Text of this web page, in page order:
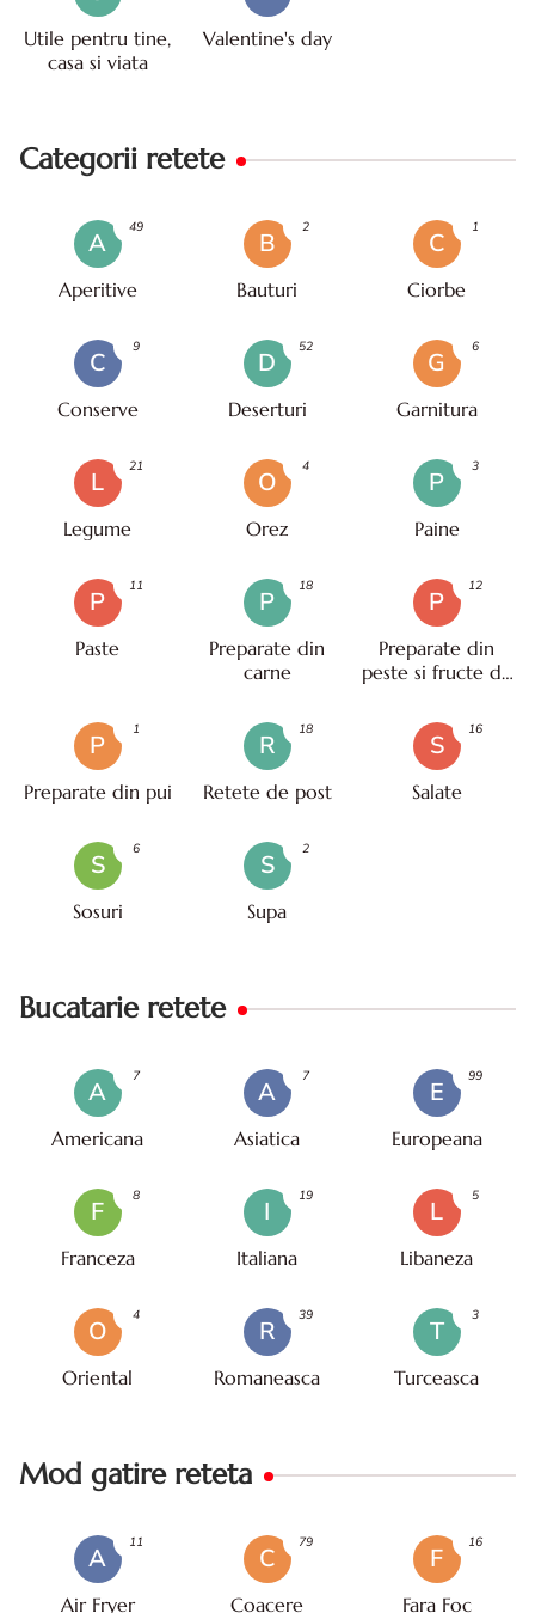
Utile pentru tine,
casa si viata
Valentine's day
Categorii retete
A
Aperitive
49
B
Bauturi
2
C
Ciorbe
1
C
Conserve
9
D
Deserturi
52
G
Garnitura
6
L
Legume
21
O
Orez
4
P
Paine
3
P
Paste
11
P
Preparate din
carne
18
P
Preparate din
peste si fructe de
12
P
Preparate din pui
1
R
Retete de post
18
S
Salate
16
S
Sosuri
6
S
Supa
2
Bucatarie retete
A
Americana
7
A
Asiatica
7
E
Europeana
99
F
Franceza
8
I
Italiana
19
L
Libaneza
5
O
Oriental
4
R
Romaneasca
39
T
Turceasca
3
Mod gatire reteta
A
Air Fryer
11
C
Coacere
79
F
Fara Foc
16